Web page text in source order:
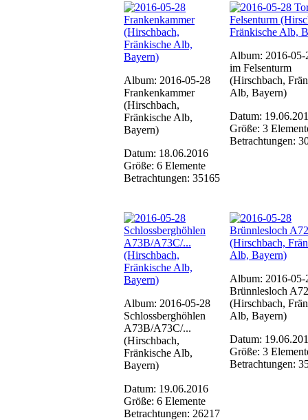
Album: 2016-05-28
Frankenkammer
(Hirschbach,
Fränkische Alb,
Bayern)
Datum: 18.06.2016
Größe: 6 Elemente
Betrachtungen: 35165
Album: 2016-05-
im Felsenturm
(Hirschbach,
Alb, Bayern)
Datum:
Größe: 3
Betrachtungen:
Album: 2016-05-28
Schlossberghöhlen
A73B/A73C/...
(Hirschbach,
Fränkische Alb,
Bayern)
Datum: 19.06.2016
Größe: 6 Elemente
Betrachtungen: 26217
Album: 2016-05-
Brünnlesloch A72
(Hirschbach,
Alb, Bayern)
Datum:
Größe: 3
Betrachtungen: